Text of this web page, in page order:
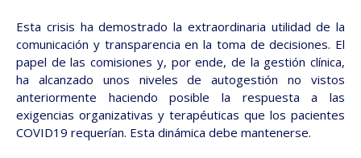
Esta crisis ha demostrado la extraordinaria utilidad de la
comunicación y transparencia en la toma de decisiones. El
papel de las comisiones y, por ende, de la gestión clínica,
ha alcanzado unos niveles de autogestión no vistos
anteriormente haciendo posible la respuesta a las
exigencias organizativas y terapéuticas que los pacientes
COVID19 requerían. Esta dinámica debe mantenerse.